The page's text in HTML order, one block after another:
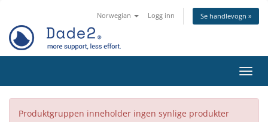
Norwegian Logg inn Se handlevogn »
Bytt
Produktgruppen inneholder ingen synlige produkter